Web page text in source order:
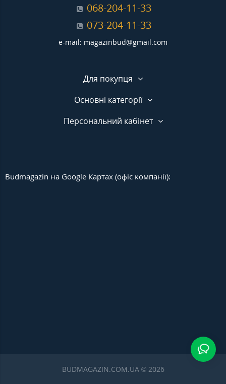
068-204-11-33
073-204-11-33
e-mail: magazinbud@gmail.com
Для покупця
Основні категорії
Персональний кабінет
Budmagazin на Google Картах (офіс компанії):
BUDMAGAZIN.COM.UA © 2026